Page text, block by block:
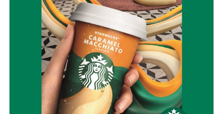
να αποδώσουμε περισσότερο και ποιοτικότερο δημόσιο
χώρο στους πολίτες και τους επισκέπτες. Η Ναύπακτος
χρειάζεται αυτή την υποδομή εδώ και δεκαετίες. Σήμερα,
έχουμε μπροστά μας μία πραγματική και ουσιαστική
προοπτική. Γνωρίζουμε ότι η πορεία έως την ολοκλήρωση
ενός έργου τέτοιας κλίμακας είναι απαιτητική. Με σχέδιο,
συνέπεια και αποφασιστικότητα, όμως, συνεχίζουμε να
κάνουμε όλα τα αναγκαία βήματα για να γίνει
πραγματικότητα».